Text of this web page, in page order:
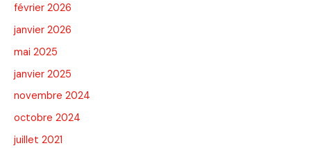
février 2026
janvier 2026
mai 2025
janvier 2025
novembre 2024
octobre 2024
juillet 2021